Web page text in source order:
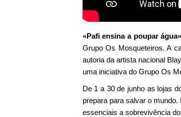
«Pafi ensina a poupar água»
Grupo Os Mosqueteiros. A
autoria da artista nacional
uma iniciativa do Grupo Os
De 1 a 30 de junho as lojas
prepara para salvar o
essenciais a sobrevivência